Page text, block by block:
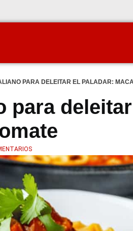
PARA DELEITAR EL PALADAR:
para